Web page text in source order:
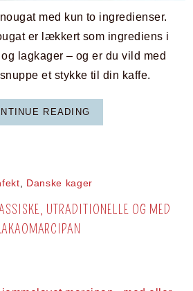
med kun to ingredienser.
er lækkert som ingrediens i
lagkager – og er du vild med
et stykke til din kaffe.
READING
Danske kager
UTRADITIONELLE OG MED